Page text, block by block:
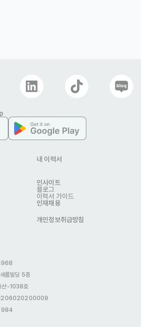
지원 (Customer Support, zeta JP)
객 문의(고객센터, 이메일 등) 응대
관련 부서와의 협업
지원 콘텐츠 기획 및 개선
데이터 수집 및 인사이트 도출
1년 계약직(연장 가능)
(성동구)
구사하시는 분
움이 없는 수준의 한국어 (TOPIK 6급 이상)
내 이력서
인사이트
블로그
이력서 가이드
인재채용
개인정보취급방침
롬빌딩 5층
-1038호
J1206020200009